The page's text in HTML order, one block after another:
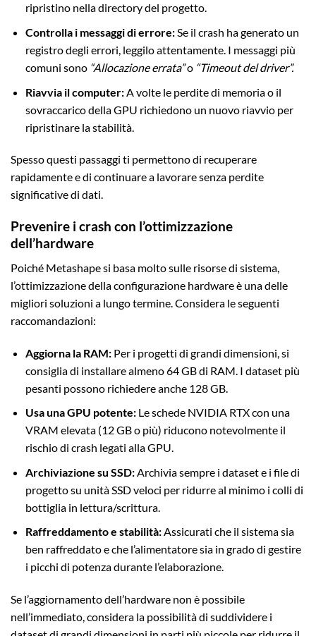
ripristino nella directory del progetto.
Controlla i messaggi di errore:Se il crash ha generato un
registro degli errori, leggilo attentamente. I messaggi più
comuni sono “Allocazione errata”o “Timeout del driver”.
Riavvia il computer:A volte le perdite di memoria o il
sovraccarico della GPU richiedono un nuovo riavvio per
ripristinare la stabilità.
Spesso questi passaggi ti permettono di recuperare
rapidamente e di continuare a lavorare senza perdite
significative di dati.
Prevenire i crash con l’ottimizzazione
dell’hardware
Poiché Metashape si basa molto sulle risorse di sistema,
l’ottimizzazione della configurazione hardware è una delle
migliori soluzioni a lungo termine. Considera le seguenti
raccomandazioni:
Aggiorna la RAM:Per i progetti di grandi dimensioni, si
consiglia di installare almeno 64 GB di RAM. I dataset più
pesanti possono richiedere anche 128 GB.
Usa una GPU potente:Le schede NVIDIA RTX con una
VRAM elevata (12 GB o più) riducono notevolmente il
rischio di crash legati alla GPU.
Archiviazione su SSD:Archivia sempre i dataset e i file di
progetto su unità SSD veloci per ridurre al minimo i colli di
bottiglia in lettura/scrittura.
Raffreddamento e stabilità:Assicurati che il sistema sia
ben raffreddato e che l’alimentatore sia in grado di gestire
i picchi di potenza durante l’elaborazione.
Se l’aggiornamento dell’hardware non è possibile
nell’immediato, considera la possibilità di suddividere i